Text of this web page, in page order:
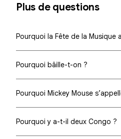
Plus de questions
Pourquoi la Fête de la Musique
Pourquoi bâille-t-on ?
Pourquoi Mickey Mouse
Pourquoi y a-t-il deux Congo ?